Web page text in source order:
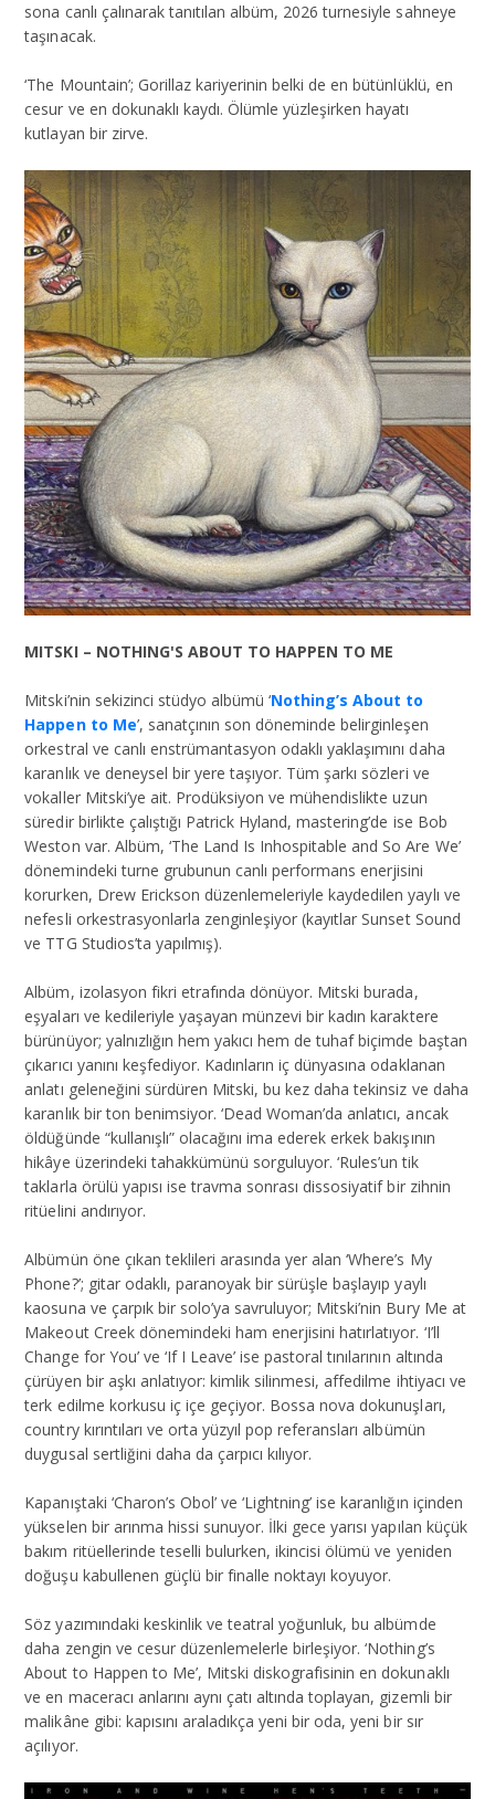
sona canlı çalınarak tanıtılan albüm, 2026 turnesiyle sahneye
taşınacak.
‘The Mountain’; Gorillaz kariyerinin belki de en bütünlüklü, en
cesur ve en dokunaklı kaydı. Ölümle yüzleşirken hayatı
kutlayan bir zirve.
MITSKI – NOTHING'S ABOUT TO HAPPEN TO ME
Mitski’nin sekizinci stüdyo albümü ‘Nothing’s About to
Happen to Me’, sanatçının son döneminde belirginleşen
orkestral ve canlı enstrümantasyon odaklı yaklaşımını daha
karanlık ve deneysel bir yere taşıyor. Tüm şarkı sözleri ve
vokaller Mitski’ye ait. Prodüksiyon ve mühendislikte uzun
süredir birlikte çalıştığı Patrick Hyland, mastering’de ise Bob
Weston var. Albüm, ‘The Land Is Inhospitable and So Are We’
dönemindeki turne grubunun canlı performans enerjisini
korurken, Drew Erickson düzenlemeleriyle kaydedilen yaylı ve
nefesli orkestrasyonlarla zenginleşiyor (kayıtlar Sunset Sound
ve TTG Studios’ta yapılmış).
Albüm, izolasyon fikri etrafında dönüyor. Mitski burada,
eşyaları ve kedileriyle yaşayan münzevi bir kadın karaktere
bürünüyor; yalnızlığın hem yakıcı hem de tuhaf biçimde baştan
çıkarıcı yanını keşfediyor. Kadınların iç dünyasına odaklanan
anlatı geleneğini sürdüren Mitski, bu kez daha tekinsiz ve daha
karanlık bir ton benimsiyor. ‘Dead Woman’da anlatıcı, ancak
öldüğünde “kullanışlı” olacağını ima ederek erkek bakışının
hikâye üzerindeki tahakkümünü sorguluyor. ‘Rules’un tik
taklarla örülü yapısı ise travma sonrası dissosiyatif bir zihnin
ritüelini andırıyor.
Albümün öne çıkan teklileri arasında yer alan ‘Where’s My
Phone?’; gitar odaklı, paranoyak bir sürüşle başlayıp yaylı
kaosuna ve çarpık bir solo’ya savruluyor; Mitski’nin Bury Me at
Makeout Creek dönemindeki ham enerjisini hatırlatıyor. ‘I’ll
Change for You’ ve ‘If I Leave’ ise pastoral tınılarının altında
çürüyen bir aşkı anlatıyor: kimlik silinmesi, affedilme ihtiyacı ve
terk edilme korkusu iç içe geçiyor. Bossa nova dokunuşları,
country kırıntıları ve orta yüzyıl pop referansları albümün
duygusal sertliğini daha da çarpıcı kılıyor.
Kapanıştaki ‘Charon’s Obol’ ve ‘Lightning’ ise karanlığın içinden
yükselen bir arınma hissi sunuyor. İlki gece yarısı yapılan küçük
bakım ritüellerinde teselli bulurken, ikincisi ölümü ve yeniden
doğuşu kabullenen güçlü bir finalle noktayı koyuyor.
Söz yazımındaki keskinlik ve teatral yoğunluk, bu albümde
daha zengin ve cesur düzenlemelerle birleşiyor. ‘Nothing’s
About to Happen to Me’, Mitski diskografisinin en dokunaklı
ve en maceracı anlarını aynı çatı altında toplayan, gizemli bir
malikâne gibi: kapısını araladıkça yeni bir oda, yeni bir sır
açılıyor.